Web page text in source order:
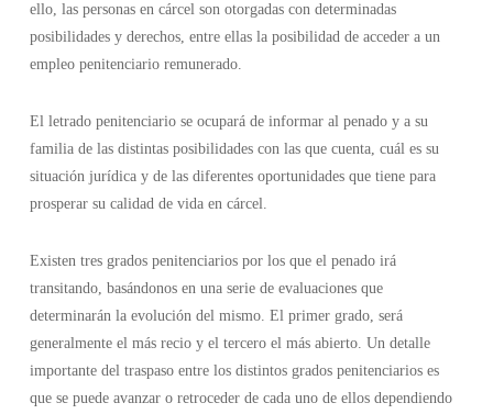
ello, las personas en cárcel son otorgadas con determinadas
posibilidades y derechos, entre ellas la posibilidad de acceder a un
empleo penitenciario remunerado.
El letrado penitenciario se ocupará de informar al penado y a su
familia de las distintas posibilidades con las que cuenta, cuál es su
situación jurídica y de las diferentes oportunidades que tiene para
prosperar su calidad de vida en cárcel.
Existen tres grados penitenciarios por los que el penado irá
transitando, basándonos en una serie de evaluaciones que
determinarán la evolución del mismo. El primer grado, será
generalmente el más recio y el tercero el más abierto. Un detalle
importante del traspaso entre los distintos grados penitenciarios es
que se puede avanzar o retroceder de cada uno de ellos dependiendo